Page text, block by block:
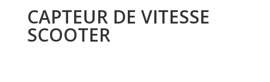
CAPTEUR DE VITESSE
SCOOTER